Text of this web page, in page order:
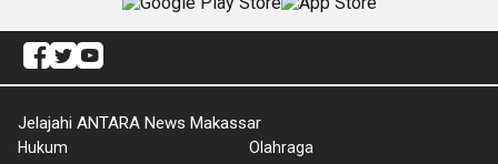
Jelajahi ANTARA News Makassar
Hukum
Olahraga